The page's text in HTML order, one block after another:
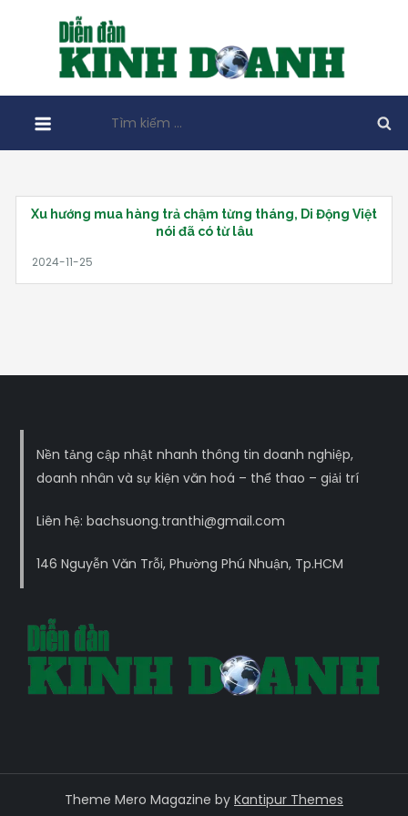
kiếm
cho:
Xu hướng mua hàng trả chậm từng tháng, Di Động Việt
nói đã có từ lâu
Nền tảng cập nhật nhanh thông tin doanh nghiệp,
doanh nhân và sự kiện văn hoá – thể thao – giải trí
Liên hệ: bachsuong.tranthi@gmail.com
146 Nguyễn Văn Trỗi, Phường Phú Nhuận, Tp.HCM
Theme Mero Magazine by Kantipur Themes